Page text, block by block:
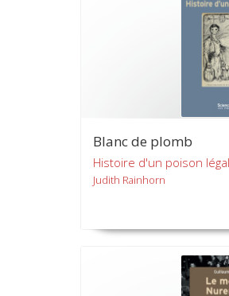
Blanc de plomb
Histoire d'un poison légal
Judith Rainhorn